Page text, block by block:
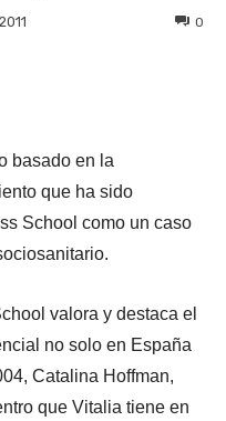
0
basado en la
que ha sido
School como un caso
valora y destaca el
no solo en España
Catalina Hoffman,
que Vitalia tiene en